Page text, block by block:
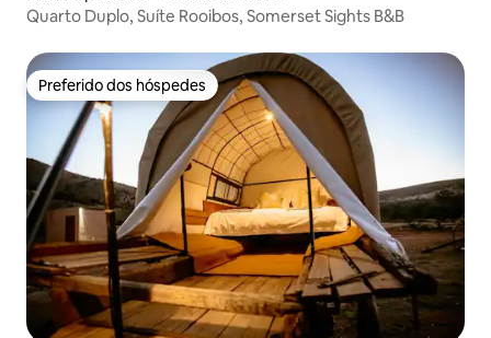
Quarto Duplo, Suíte Rooibos, Somerset Sights B&B
Preferido dos hóspedes
Preferido dos hóspedes